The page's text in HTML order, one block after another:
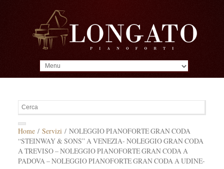
Home/ Servizi / NOLEGGIO PIANOFORTE GRAN CODA
“STEINWAY & SONS” A VENEZIA- NOLEGGIO GRAN CODA
A TREVISO – NOLEGGIO PIANOFORTE GRAN CODA A
PADOVA – NOLEGGIO PIANOFORTE GRAN CODA A UDINE-